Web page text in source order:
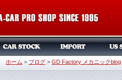
ホーム > ブログ > GD Factory メカニックblog